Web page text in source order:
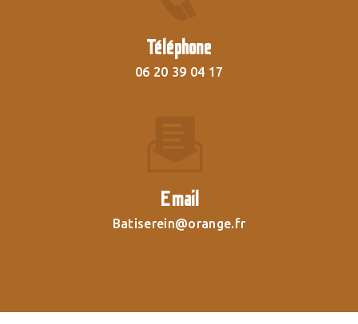
Téléphone
06 20 39 04 17
Email
batiserein@orange.fr